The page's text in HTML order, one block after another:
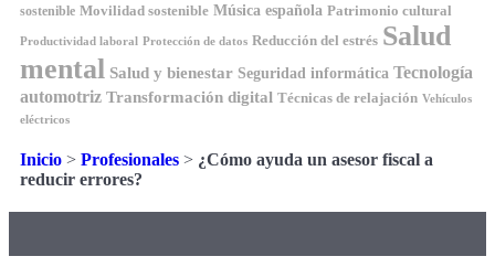
sostenible Movilidad sostenible Música española Patrimonio cultural
Productividad laboral Protección de datos Reducción del estrés Salud
mental Salud y bienestar Seguridad informática Tecnología
automotriz Transformación digital Técnicas de relajación Vehículos
eléctricos
Inicio > Profesionales > ¿Cómo ayuda un asesor fiscal a
reducir errores?